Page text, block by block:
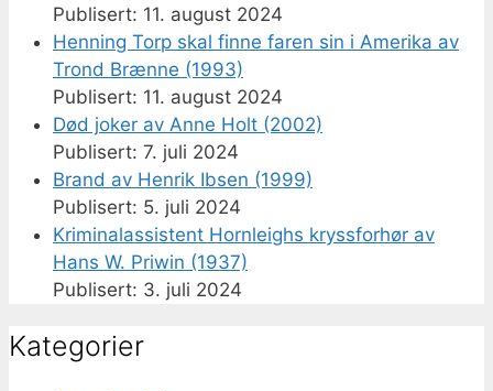
11. august 2024
Henning Torp skal finne faren sin i Amerika av
Trond Brænne (1993)
11. august 2024
Død joker av Anne Holt (2002)
7. juli 2024
Brand av Henrik Ibsen (1999)
5. juli 2024
Kriminalassistent Hornleighs kryssforhør av
Hans W. Priwin (1937)
3. juli 2024
Kategorier